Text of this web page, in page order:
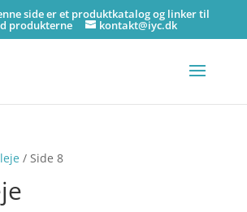
side er et produktkatalog og linker til
produkterne kontakt@iyc.dk
/ Side 8